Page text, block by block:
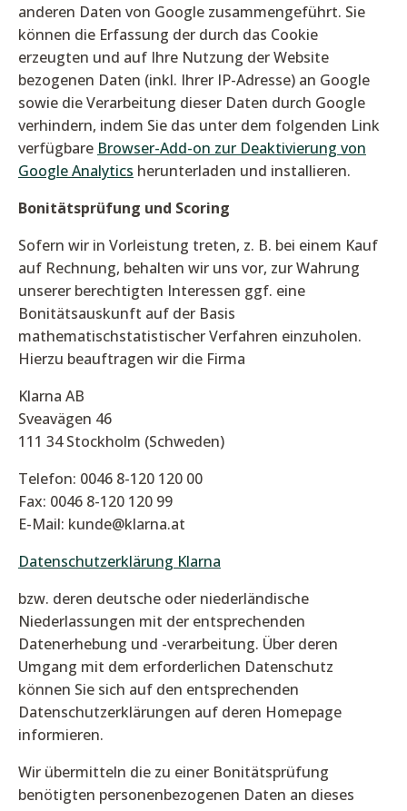
anderen Daten von Google zusammengeführt. Sie
können die Erfassung der durch das Cookie
erzeugten und auf Ihre Nutzung der Website
bezogenen Daten (inkl. Ihrer IP-Adresse) an Google
sowie die Verarbeitung dieser Daten durch Google
verhindern, indem Sie das unter dem folgenden Link
verfügbare Browser-Add-on zur Deaktivierung von
Google Analytics herunterladen und installieren.
Bonitätsprüfung und Scoring
Sofern wir in Vorleistung treten, z. B. bei einem Kauf
auf Rechnung, behalten wir uns vor, zur Wahrung
unserer berechtigten Interessen ggf. eine
Bonitätsauskunft auf der Basis
mathematischstatistischer Verfahren einzuholen.
Hierzu beauftragen wir die Firma
Klarna AB
Sveavägen 46
111 34 Stockholm (Schweden)
Telefon: 0046 8-120 120 00
Fax: 0046 8-120 120 99
E-Mail: kunde@klarna.at
Datenschutzerklärung Klarna
bzw. deren deutsche oder niederländische
Niederlassungen mit der entsprechenden
Datenerhebung und -verarbeitung. Über deren
Umgang mit dem erforderlichen Datenschutz
können Sie sich auf den entsprechenden
Datenschutzerklärungen auf deren Homepage
informieren.
Wir übermitteln die zu einer Bonitätsprüfung
benötigten personenbezogenen Daten an dieses